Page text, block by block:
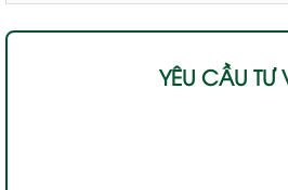
YÊU CẦU TƯ